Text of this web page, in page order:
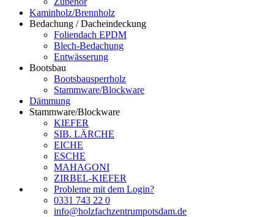
Kaminholz/Brennholz
Bedachung / Dacheindeckung
Foliendach EPDM
Blech-Bedachung
Entwässerung
Bootsbau
Bootsbausperrholz
Stammware/Blockware
Dämmung
Stammware/Blockware
KIEFER
SIB. LÄRCHE
EICHE
ESCHE
MAHAGONI
ZIRBEL-KIEFER
Probleme mit dem Login?
0331 743 22 0
info@holzfachzentrumpotsdam.de